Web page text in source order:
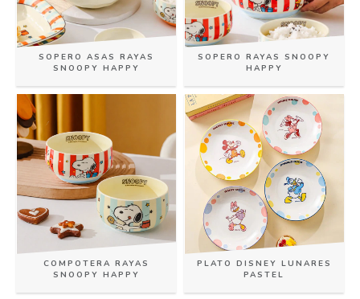
SOPERO ASAS RAYAS
SNOOPY HAPPY
SOPERO RAYAS SNOOPY
HAPPY
COMPOTERA RAYAS
SNOOPY HAPPY
PLATO DISNEY LUNARES
PASTEL